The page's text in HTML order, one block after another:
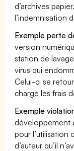
d’archives
l’indemnisation
Exemple perte
version
station de
virus qui
Celui-ci se
charge les frais
Exemple
développement
pour l’utilisation
d’auteur qu’il